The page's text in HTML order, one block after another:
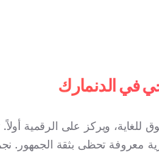
في الدنمارك
للغاية، ويركز على الرقمية أولاً.
معروفة تحظى بثقة الجمهور.